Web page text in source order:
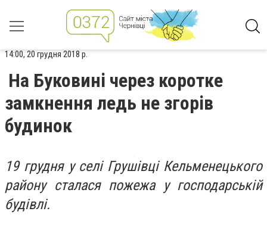
14:00, 20 грудня 2018 р.
На Буковині через коротке
замкнення ледь не згорів
будинок
19 грудня у селі Грушівці Кельменецького
району сталася пожежа у господарській
будівлі.